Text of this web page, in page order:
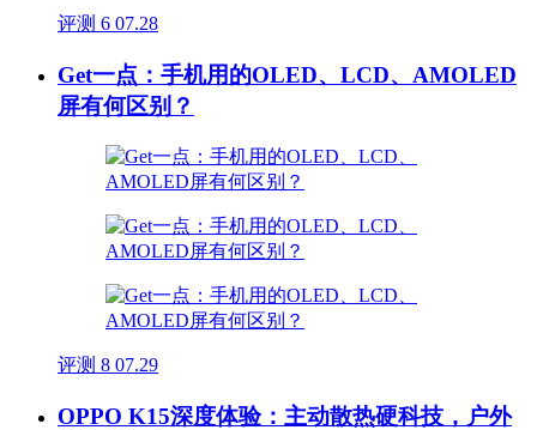
评测 6 07.28
Get一点：手机用的OLED、LCD、AMOLED
屏有何区别？
评测 8 07.29
OPPO K15深度体验：主动散热硬科技，户外